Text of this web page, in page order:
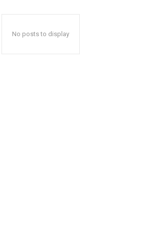
No posts to display